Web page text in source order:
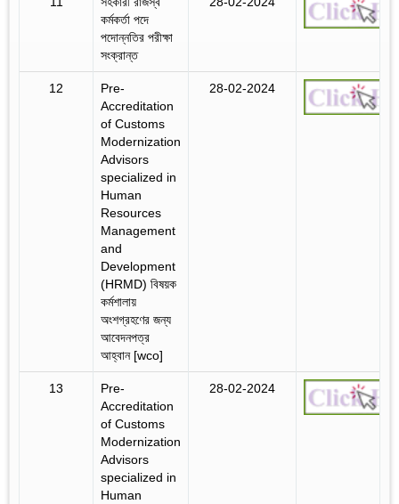
কর্মকর্তা পদে
পদোন্নতির পরীক্ষা
সংক্রান্ত
12
Pre-
Accreditation
of Customs
Modernization
Advisors
specialized in
Human
Resources
Management
and
Development
(HRMD) বিষয়ক
কর্মশালায়
অংশগ্রহণের জন্য
আবেদনপত্র
আহ্বান [wco]
28-02-2024
13
Pre-
Accreditation
of Customs
Modernization
Advisors
specialized in
Human
28-02-2024